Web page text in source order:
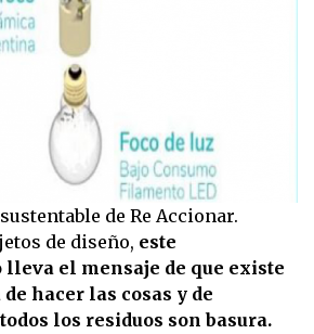
de Re Accionar.
de diseño, este
el mensaje de que existe
hacer las cosas y de
los residuos son basura.